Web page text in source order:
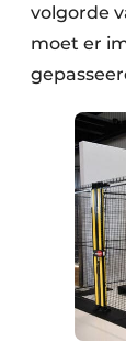
volgorde
moet er